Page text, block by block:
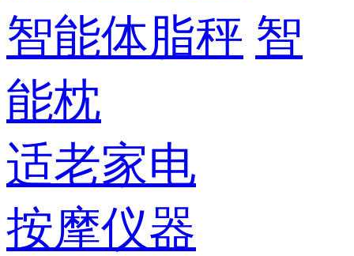
智能体脂秤 智
能枕
适老家电
按摩仪器